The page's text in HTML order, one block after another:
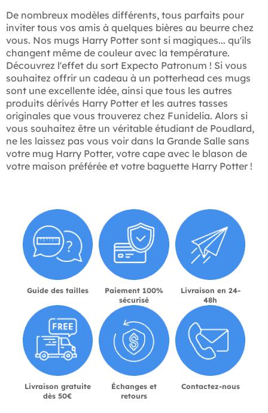
De nombreux modèles différents, tous parfaits pour
inviter tous vos amis à quelques bières au beurre chez
vous. Nos mugs Harry Potter sont si magiques... qu'ils
changent même de couleur avec la température.
Découvrez l'effet du sort Expecto Patronum ! Si vous
souhaitez offrir un cadeau à un potterhead ces mugs
sont une excellente idée, ainsi que tous les autres
produits dérivés Harry Potter et les autres tasses
originales que vous trouverez chez Funidelia. Alors si
vous souhaitez être un véritable étudiant de Poudlard,
ne les laissez pas vous voir dans la Grande Salle sans
votre mug Harry Potter, votre cape avec le blason de
votre maison préférée et votre baguette Harry Potter !
Guide des tailles
Paiement 100%
sécurisé
Livraison en 24-
48h
Livraison gratuite
dès 50€
Échanges et
retours
Contactez-nous